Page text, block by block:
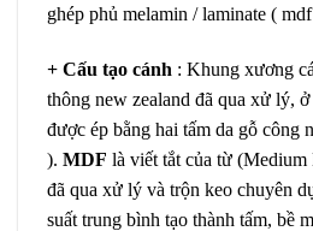
ghép phủ melamin / laminate (
+ Cấu tạo cánh : Khung xương
thông new zealand đã qua xử lý,
được ép bằng hai tấm da gỗ công
). MDF là viết tắt của từ
đã qua xử lý và trộn keo chuyên
suất trung bình tạo thành tấm, bề